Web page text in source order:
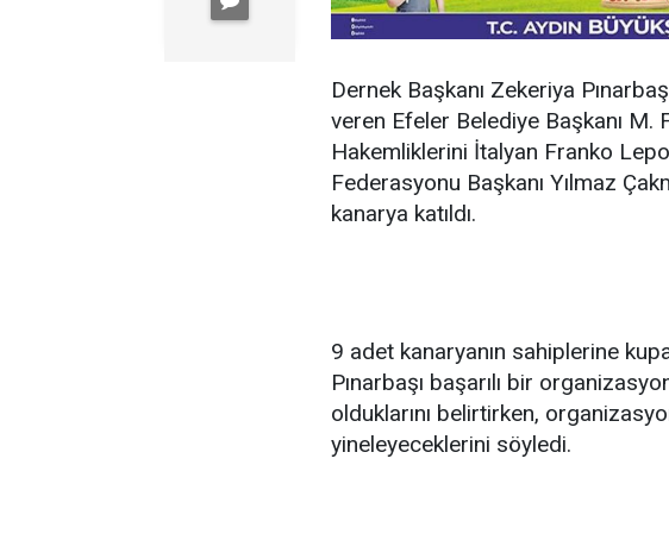
Dernek Başkanı Zekeriya
veren Efeler Belediye Başkanı M.
Hakemliklerini İtalyan Franko
Federasyonu Başkanı Yılmaz
kanarya katıldı.
9 adet kanaryanın sahiplerine
Pınarbaşı başarılı bir
olduklarını belirtirken,
yineleyeceklerini söyledi.